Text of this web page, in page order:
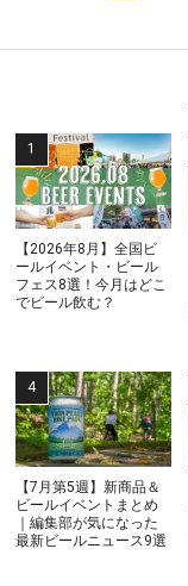
【2026年8月】全国ビ
ールイベント・ビール
フェス8選！今月はどこ
でビール飲む？
【7月第5週】新商品＆
ビールイベントまとめ
｜編集部が気になった
最新ビールニュース9選